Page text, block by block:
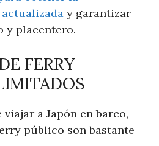
y garantizar
y placentero.
FERRY
a Japón en barco,
público son bastante